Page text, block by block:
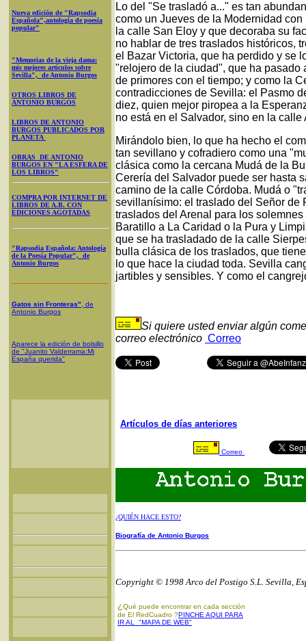
Nueva edición de "Rapsodia
Española",antología de poesía
popular"
"Memorias de la vieja dama:
mis mejores artículos sobre
Sevilla", de Antonio Burgos
OTROS LIBROS DE
ANTONIO BURGOS
LIBROS DE ANTONIO
BURGOS PUBLICADOS POR
PLANETA
OBRAS DE ANTONIO
BURGOS EN "LA ESFERA DE
LOS LIBROS"
COMPRA POR INTERNET DE
LIBROS DE A.B. CON
EDICIONES AGOTADAS
"Rapsodia Española: Antología
de la Poesía Popular", de
Antonio Burgos
Gatos sin Fronteras" , de
Antonio Burgos
Aparece la edición de bolsillo
de "Juanito Valderrama:Mi
España querida"
Lo del "Se trasladó a..." es tan
como un Jueves de la Modernidad
la calle San Eloy y que decoraba su
no hablar de tres traslados históricos,
el Bazar Victoria, que ha perdido y se
"relojero de la ciudad", que ha pasado
de primores con el tiempo; y como la
contradicciones de Sevilla: el Pasmo
diez, quien mejor piropea a la
no está en el Salvador, sino en la calle
Mirándolo bien, lo que ha hecho el
tan sevillano y cofradiero como una
clásica como la cercana Mudá de la
Cerería del Salvador puede ser hasta
camino de la calle Córdoba. Mudá o
sevillanísimo: el traslado del Señor de
traslados del Arenal para los
Baratillo a La Caridad o la Pura y
que se ha trasladado de la calle
bulla clásica de los traslados, que
lo que hace la ciudad toda. Sevilla
jartibles y sensibles. Y como el
Si quiere usted enviar algún
correo electrónico Correo
Artículos de días anteriores
Correo
¿QUIÉN HACE ESTO?
Biografía de Antonio Burgos
Copyright © 1998 Arco del Postigo S.L. Sevilla,
¿ Qué puede encontrar en cada sección
de El RedCuadro ?PINCHE AQUI PARA
IR AL "MAPA DE WEB"